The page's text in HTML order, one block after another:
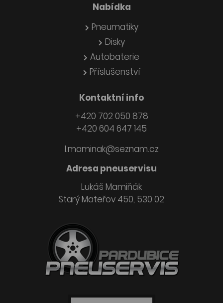
Nabídka
Pneumatiky
Disky
Autobaterie
Příslušenství
Kontaktní info
+420 702 050 878
+420 604 647 145
l.maminak@seznam.cz
Adresa pneuservisu
Lukáš Mamiňák
Starý Mateřov 450, 530 02